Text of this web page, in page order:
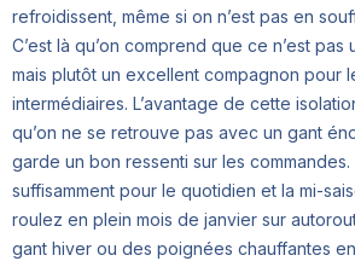
refroidissent, même si on n’est pas en
C’est là qu’on comprend que ce n’est
mais plutôt un excellent compagnon pour
intermédiaires. L’avantage de cette
qu’on ne se retrouve pas avec un gant
garde un bon ressenti sur les commandes.
suffisamment pour le quotidien et la mi-
roulez en plein mois de janvier sur
gant hiver ou des poignées chauffantes